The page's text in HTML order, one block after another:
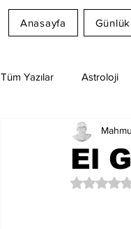
Anasayfa
Tüm Yazılar Astroloji
Rüya Tabirleri
El
5